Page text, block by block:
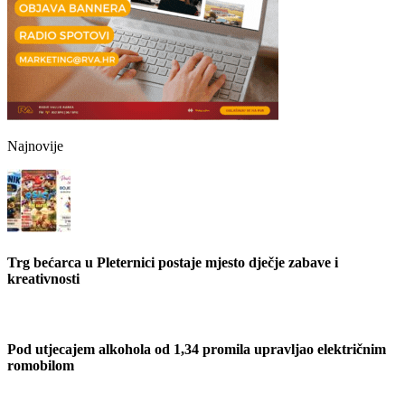
Najnovije
Trg bećarca u Pleternici postaje mjesto dječje zabave i
kreativnosti
Pod utjecajem alkohola od 1,34 promila upravljao električnim
romobilom